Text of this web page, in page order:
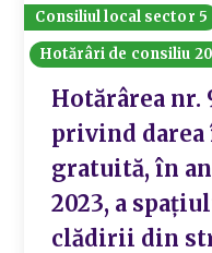
Consiliul local sector 5
Hotărâri de consiliu
Hotărârea nr.
privind
gratuită, în
2023, a
clădirii din